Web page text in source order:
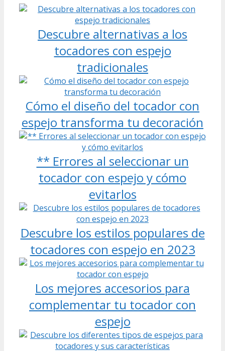
Descubre alternativas a los
tocadores con espejo
tradicionales
Cómo el diseño del tocador con
espejo transforma tu decoración
** Errores al seleccionar un
tocador con espejo y cómo
evitarlos
Descubre los estilos populares de
tocadores con espejo en 2023
Los mejores accesorios para
complementar tu tocador con
espejo